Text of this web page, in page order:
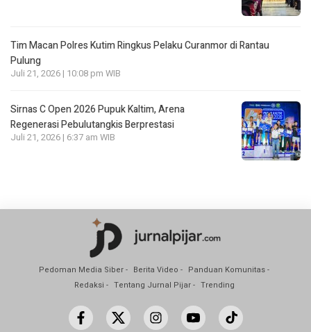
Tim Macan Polres Kutim Ringkus Pelaku Curanmor di Rantau
Pulung
Juli 21, 2026 | 10:08 pm WIB
Sirnas C Open 2026 Pupuk Kaltim, Arena
Regenerasi Pebulutangkis Berprestasi
Juli 21, 2026 | 6:37 am WIB
Pedoman Media Siber Berita Video
Panduan Komunitas
Redaksi
Tentang Jurnal Pijar Trending